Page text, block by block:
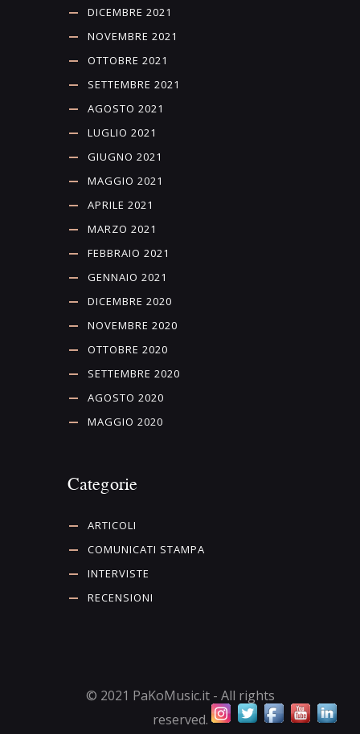
DICEMBRE 2021
NOVEMBRE 2021
OTTOBRE 2021
SETTEMBRE 2021
AGOSTO 2021
LUGLIO 2021
GIUGNO 2021
MAGGIO 2021
APRILE 2021
MARZO 2021
FEBBRAIO 2021
GENNAIO 2021
DICEMBRE 2020
NOVEMBRE 2020
OTTOBRE 2020
SETTEMBRE 2020
AGOSTO 2020
MAGGIO 2020
Categorie
ARTICOLI
COMUNICATI STAMPA
INTERVISTE
RECENSIONI
© 2021 PaKoMusic.it - All rights
reserved.